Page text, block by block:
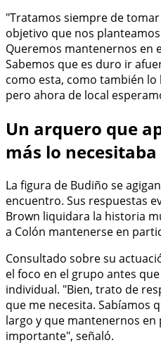
"Tratamos siempre de
objetivo que nos
Queremos mantenernos en
Sabemos que es duro ir
como esta, como también
pero ahora de local
Un arquero que
más lo necesitaba
La figura de Budiño se
encuentro. Sus respuestas
Brown liquidara la historia
a Colón mantenerse en
Consultado sobre su
el foco en el grupo antes
individual. "Bien, trato de
que me necesita. Sabíamos
largo y que mantenernos en
importante", señaló.